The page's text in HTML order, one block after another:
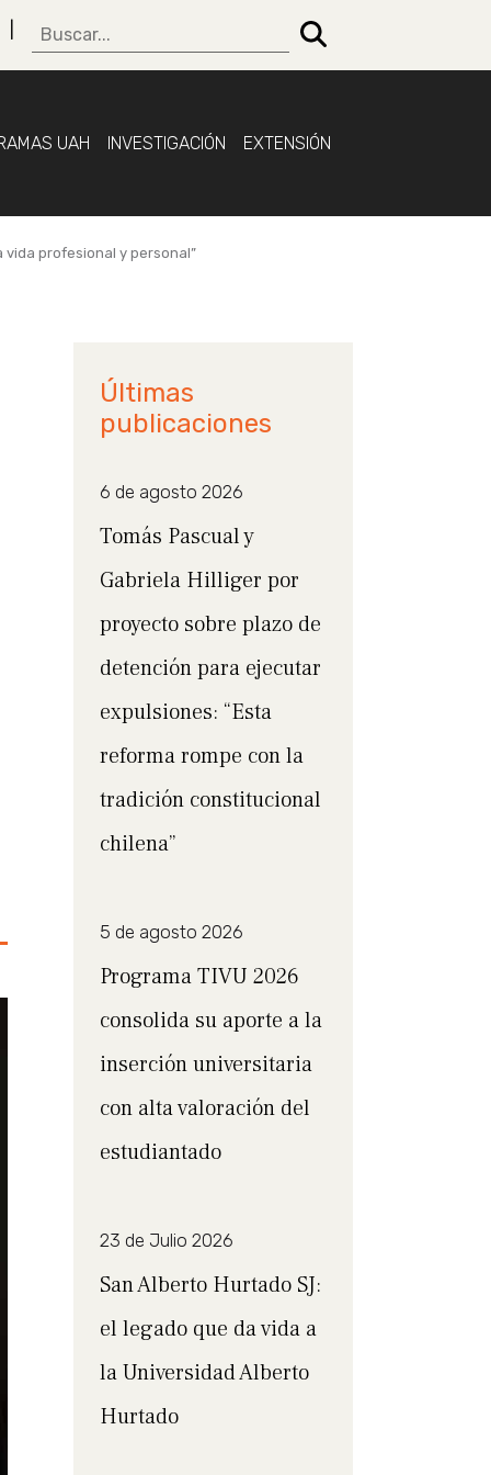
UAH INVESTIGACIÓN EXTENSIÓN
vida profesional y personal”
Últimas
publicaciones
6 de agosto 2026
Tomás Pascual y
Gabriela Hilliger por
proyecto sobre plazo de
detención para ejecutar
expulsiones: “Esta
reforma rompe con la
tradición constitucional
chilena”
5 de agosto 2026
Programa TIVU 2026
consolida su aporte a la
inserción universitaria
con alta valoración del
estudiantado
23 de Julio 2026
San Alberto Hurtado SJ:
el legado que da vida a
la Universidad Alberto
Hurtado